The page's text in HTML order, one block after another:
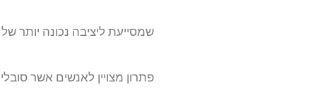
שמסייעת ליציבה נכונה יותר
פתרון מצויין לאנשים אשר